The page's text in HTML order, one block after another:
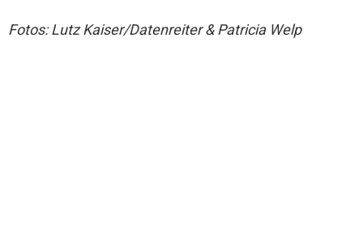
Fotos: Lutz Kaiser/Datenreiter & Patricia Welp